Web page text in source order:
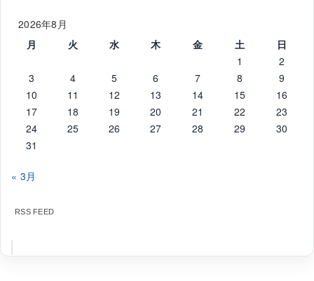
2026年8月
月
火 水 木 金 土
日
1
2
3
4 5 6 7 8
9
10
11 12 13 14 15
16
17
18 19 20 21 22
23
24
25 26 27 28 29
30
31
« 3月
RSS FEED